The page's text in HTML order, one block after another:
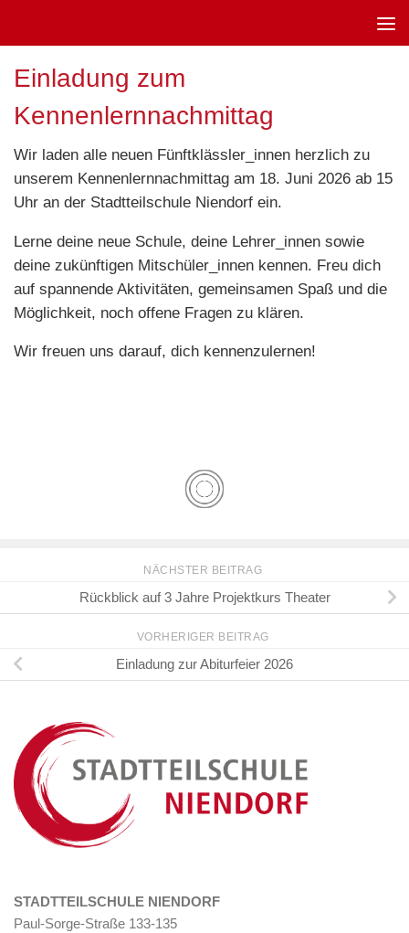
Einladung zum
Kennenlernnachmittag
Wir laden alle neuen Fünftklässler_innen herzlich zu
unserem Kennenlernnachmittag am 18. Juni 2026 ab 15
Uhr an der Stadtteilschule Niendorf ein.
Lerne deine neue Schule, deine Lehrer_innen sowie
deine zukünftigen Mitschüler_innen kennen. Freu dich
auf spannende Aktivitäten, gemeinsamen Spaß und die
Möglichkeit, noch offene Fragen zu klären.
Wir freuen uns darauf, dich kennenzulernen!
NÄCHSTER BEITRAG
Rückblick auf 3 Jahre Projektkurs Theater
VORHERIGER BEITRAG
Einladung zur Abiturfeier 2026
STADTTEILSCHULE NIENDORF
Paul-Sorge-Straße 133-135